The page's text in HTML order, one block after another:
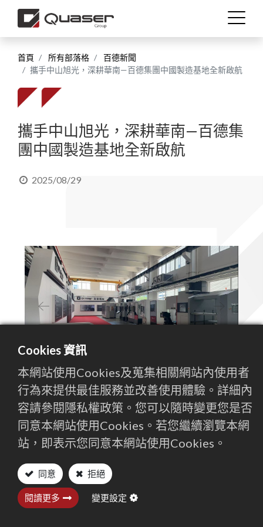
工藝技術
產業應用
產品介紹
技術支援
關於我們
聯絡我們
繁體中文 English (US)
首頁 所有部落格
百德新聞
攜手中山旭光，深耕華南—百德集團中國製造基地全新啟航
攜手中山旭光，深耕華南—百德集
團中國製造基地全新啟航
2025/08/29
Previous Next
2025年8月28、29日，百德集團與中山旭光機械科技有
限公司聯合舉辦盛大開幕典禮，正式宣告雙方在中國市
的策略性拓展，更標誌著百德將充分發揮全球供應鏈優
勢，以更完整的產品線、更精準的產品組合，結合在地
化服務，全方位滿足客戶需求。
Cookies 資訊
本網站使用Cookies及蒐集相關網站內使用者
行為來提供最佳服務並改善使用體驗。詳細內
容請參閱隱私權政策。您可以隨時變更您是否
同意本網站使用Cookies。若您繼續瀏覽本網
站，即表示您同意本網站使用Cookies。
同意 拒絕
閱讀更多 變更設定